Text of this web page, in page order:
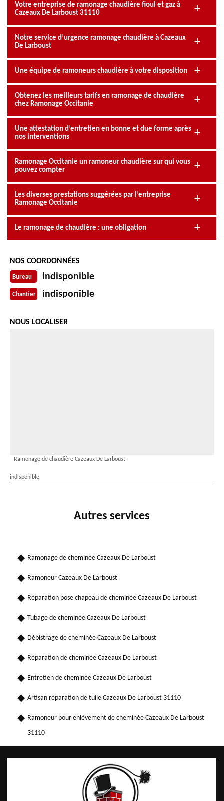
Votre entreprise de ramonage chaudière fioul et gaz à
Cazeaux De Larboust 31110
Notre service d’urgence ramonage chaudière à Cazeaux
De Larboust
Une équipe de ramoneurs chaudière à votre disposition
Obtenez les meilleurs tarifs en ramonage de chaudière
chez Ramonage Occitanie
Une attestation d’entretien en bonne et due forme après
nos interventions
Ramonage Occitanie un ramoneur chaudière sur qui vous
pouvez compter
Les diverses prestations suggérées par l’entreprise
Ramonage Occitanie
Le ramonage de chaudière : une obligation
NOS COORDONNÉES
Bureau indisponible
Chantier indisponible
NOUS LOCALISER
Ramonage de chaudière Cazeaux De Larboust
indisponible
Autres services
Ramonage de cheminée Cazeaux De Larboust
Ramoneur Cazeaux De Larboust
Réparation pose chapeau de cheminée Cazeaux De Larboust
Tubage de cheminée Cazeaux De Larboust
Débistrage de cheminée Cazeaux De Larboust
Réparation de cheminée Cazeaux De Larboust
Entretien de cheminée Cazeaux De Larboust
Artisan réparation de tuile Cazeaux De Larboust 31110
Ramoneur pour enlèvement de cheminée Cazeaux De Larboust
31110